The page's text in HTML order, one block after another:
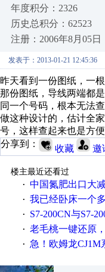
年度积分：2326
历史总积分：62523
注册：2006年8月05日
发表于：2013-01-21 12:45:36
昨天看到一份图纸，一
那份图纸，导线两端都
同一个号码，根本无法查
做这种设计的，估计全
号，这样查起来也是方
分享到：
收藏 邀
楼主最近还看过
· 中国氮肥出口大
· 我已经卧床一个多月了，是出去安装机械手在高
· S7-200CN与S7-
· 老毛桃一键还原，傻瓜式操作一键轻松备份还原；程序为
· 急！欧姆龙CJ1M系列PLC,如何用时间控制变频器。要